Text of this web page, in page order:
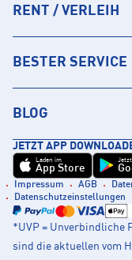
RENT / VERLEIH
BESTER SERVICE
BLOG
JETZT APP
Laden im
App Store
Jetzt
Impressum AGB
Datenschutzeinstellungen
*UVP = Unverbindliche
sind die aktuellen vom